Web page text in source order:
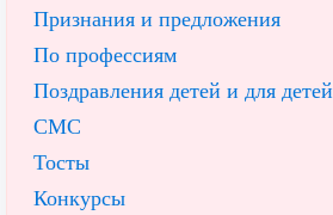
Признания и предложения
По профессиям
Поздравления детей и для детей
СМС
Тосты
Конкурсы